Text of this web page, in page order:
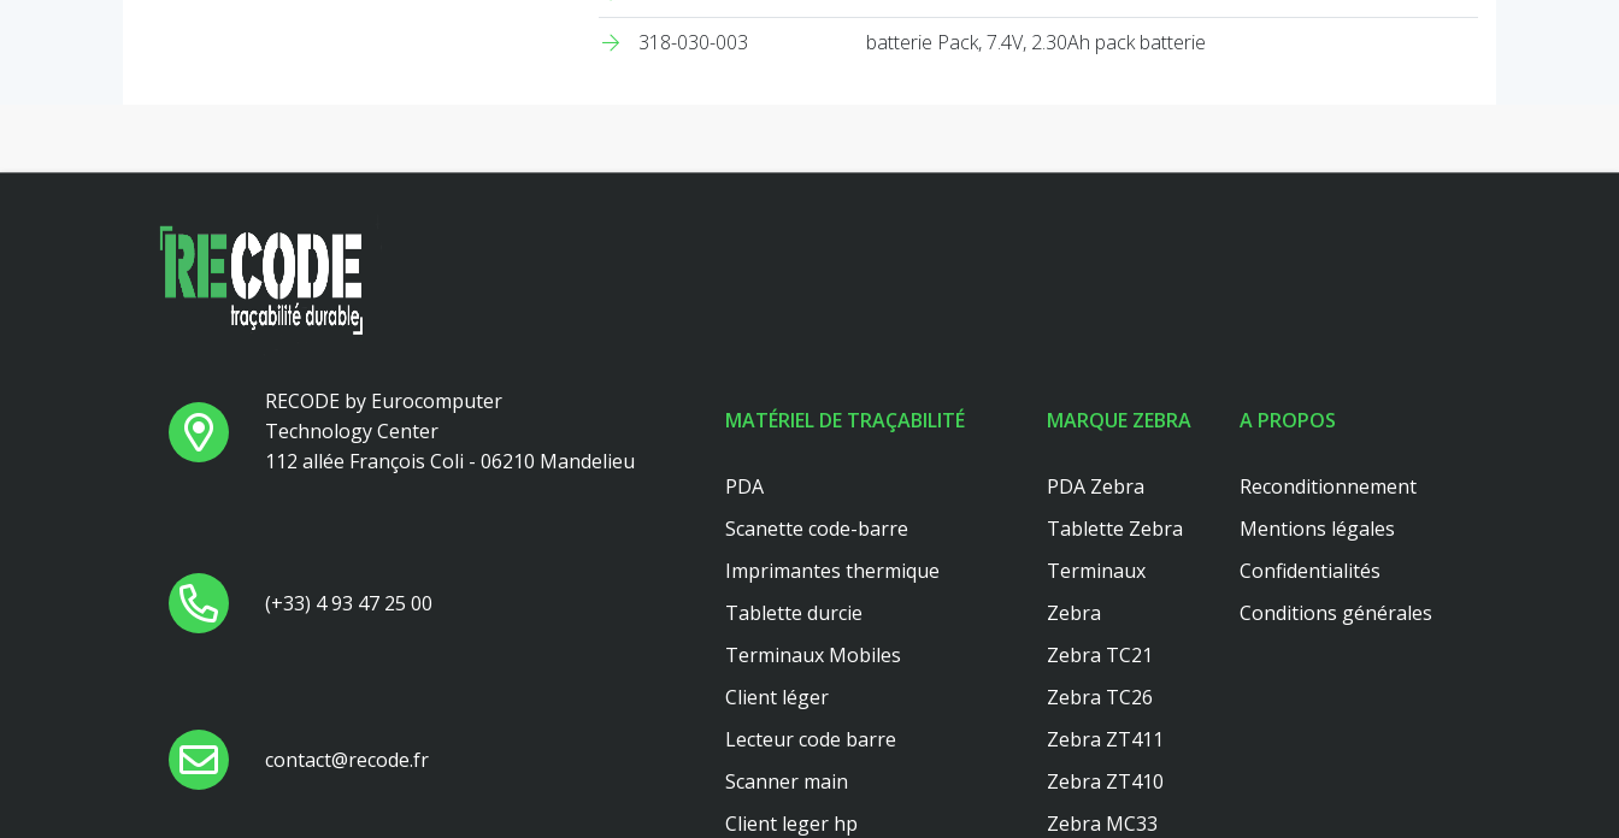
318-030-003
batterie Pack, 7.4V, 2.30Ah pack batterie
RECODE by Eurocomputer
Technology Center
112 allée François Coli - 06210 Mandelieu
(+33) 4 93 47 25 00
contact@recode.fr
MATÉRIEL DE TRAÇABILITÉ
PDA
Scanette code-barre
Imprimantes thermique
Tablette durcie
Terminaux Mobiles
Client léger
Lecteur code barre
Scanner main
Client leger hp
MARQUE ZEBRA
PDA Zebra
Tablette Zebra
Terminaux
Zebra
Zebra TC21
Zebra TC26
Zebra ZT411
Zebra ZT410
Zebra MC33
A PROPOS
Reconditionnement
Mentions légales
Confidentialités
Conditions générales